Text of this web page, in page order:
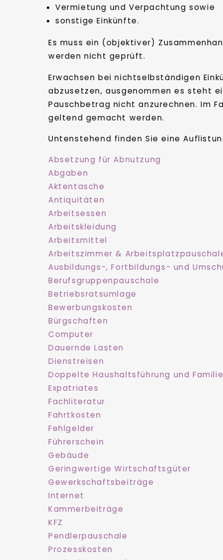
Vermietung und Verpachtung sowie
sonstige Einkünfte.
Es muss ein (objektiver)
werden nicht geprüft.
Erwachsen bei nichtselbständigen
abzusetzen, ausgenommen es steht
Pauschbetrag nicht anzurechnen. Im
geltend gemacht werden.
Untenstehend finden Sie eine
Absetzung für Abnutzung
Abgaben
Aktentasche
Antiquitäten
Arbeitsessen
Arbeitskleidung
Arbeitsmittel
Arbeitszimmer &
Ausbildungs-, Fortbildungs- und
Berufsgruppenpauschale
Betriebsratsumlage
Bewerbungskosten
Bürgschaften
Computer
Dauernde Lasten
Dienstreisen
Doppelte Haushaltsführung und
Expatriates
Fachliteratur
Fahrtkosten
Fehlgelder
Führerschein
Gebäude
Geringwertige Wirtschaftsgüter
Gewerkschaftsbeiträge
Internet
Kammerbeiträge
KFZ
Pendlerpauschale
Prozesskosten